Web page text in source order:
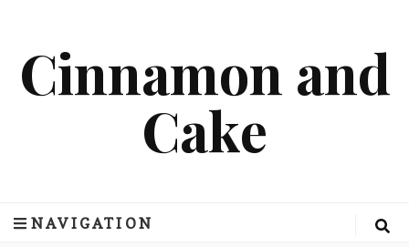
Cinnamon and
Cake
NAVIGATION